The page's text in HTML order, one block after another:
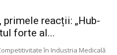
reacții: „Hub-
forte al...
în Industria Medicală